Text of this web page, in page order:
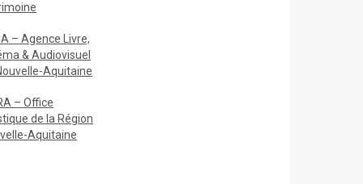
– Agence Livre,
& Audiovisuel
Aquitaine
– Office
de la Région
Aquitaine